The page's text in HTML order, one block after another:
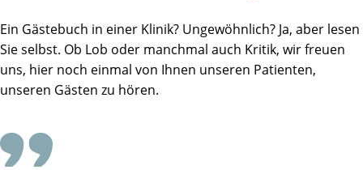
Ein Gästebuch in einer Klinik? Ungewöhnlich? Ja, aber lesen
Sie selbst. Ob Lob oder manchmal auch Kritik, wir freuen
uns, hier noch einmal von Ihnen unseren Patienten,
unseren Gästen zu hören.